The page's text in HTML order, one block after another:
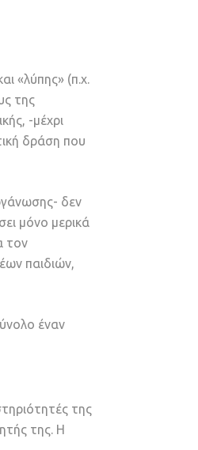
«λύπης» (π.χ.
της
-μέχρι
δράση που
δεν
μόνο μερικά
τον
παιδιών,
έναν
της
της. Η